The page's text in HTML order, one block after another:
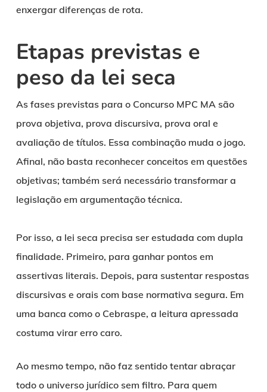
enxergar diferenças de rota.
Etapas previstas e
peso da lei seca
As fases previstas para o Concurso MPC MA são
prova objetiva, prova discursiva, prova oral e
avaliação de títulos. Essa combinação muda o jogo.
Afinal, não basta reconhecer conceitos em questões
objetivas; também será necessário transformar a
legislação em argumentação técnica.
Por isso, a lei seca precisa ser estudada com dupla
finalidade. Primeiro, para ganhar pontos em
assertivas literais. Depois, para sustentar respostas
discursivas e orais com base normativa segura. Em
uma banca como o Cebraspe, a leitura apressada
costuma virar erro caro.
Ao mesmo tempo, não faz sentido tentar abraçar
todo o universo jurídico sem filtro. Para quem